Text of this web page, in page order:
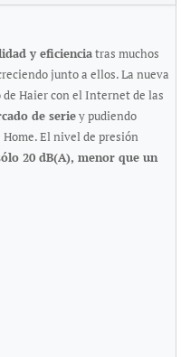
y eficienciatras muchos
junto a ellos. La nueva
Haier con el Internet de las
de seriey pudiendo
El nivel de presión
20 dB(A), menor que un